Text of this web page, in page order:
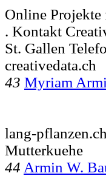
Online
. Kontakt
St. Gallen
creativedata.ch
43 Myriam
lang-
Mutterkuehe
44 Armin W.